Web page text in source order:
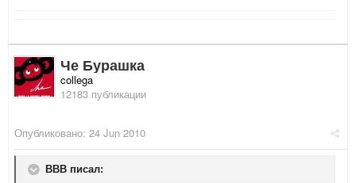
Че Бурашка
collega
12183 публикации
Опубликовано: 24 Jun 2010
ВВВ писал: